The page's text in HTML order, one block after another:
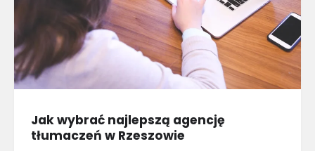
Jak wybrać najlepszą agencję
tłumaczeń w Rzeszowie